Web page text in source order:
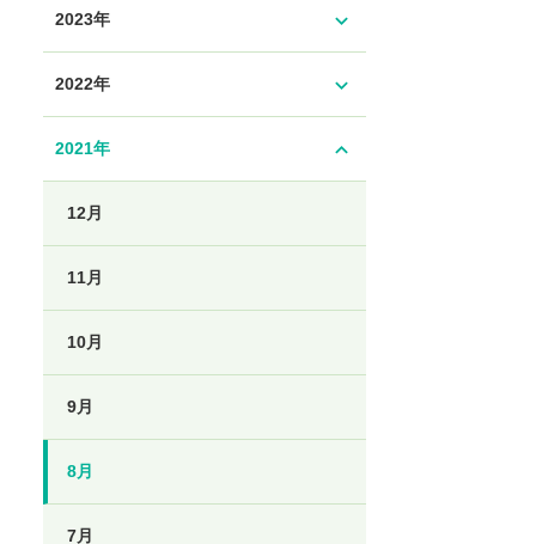
2023年 expand_more
2022年 expand_more
2021年 expand_less
12月
11月
10月
9月
8月
7月